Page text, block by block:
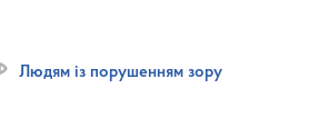
Людям із порушенням зору